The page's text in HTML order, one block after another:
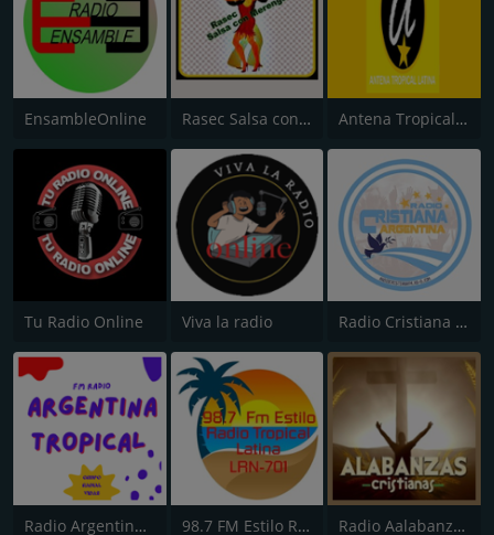
EnsambleOnline Rasec Salsa con Merengue Antena Tropical Latina
Tu Radio Online Viva la radio Radio Cristiana Argentina
Radio Argentina Tropical 98.7 FM Estilo Radio Tropical Latina Radio Aalabanzas Cristianas